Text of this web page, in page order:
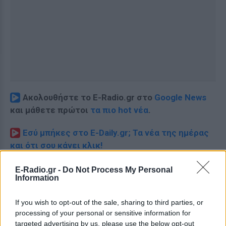
E-Radio.gr - Do Not Process My Personal
Information
If you wish to opt-out of the sale, sharing to third parties, or
processing of your personal or sensitive information for
targeted advertising by us, please use the below opt-out
Ακολουθήστε το E-Radio.gr στο Google News
και μάθετε πρώτοι τα πιο hot νέα.
Εσύ μπήκες στο E-Daily.gr; Τα νέα της ημέρας
και ότι σου κάνει κλικ!
Ακολουθήστε το E-Radio.gr και στο Instagram